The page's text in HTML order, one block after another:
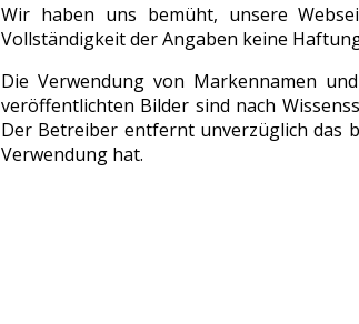
Wir haben uns bemüht, unsere
Vollständigkeit der Angaben keine
Die Verwendung von Markennamen
veröffentlichten Bilder sind nach
Der Betreiber entfernt unverzüglich das
Verwendung hat.